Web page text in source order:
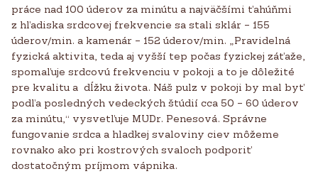
práce nad 100 úderov za minútu a najväčšími ťahúňmi
z hľadiska srdcovej frekvencie sa stali sklár – 155
úderov/min. a kamenár – 152 úderov/min. „Pravidelná
fyzická aktivita, teda aj vyšší tep počas fyzickej záťaže,
spomaľuje srdcovú frekvenciu v pokoji a to je dôležité
pre kvalitu a dĺžku života. Náš pulz v pokoji by mal byť
podľa posledných vedeckých štúdií cca 50 – 60 úderov
za minútu,“ vysvetľuje MUDr. Penesová. Správne
fungovanie srdca a hladkej svaloviny ciev môžeme
rovnako ako pri kostrových svaloch podporiť
dostatočným príjmom vápnika.